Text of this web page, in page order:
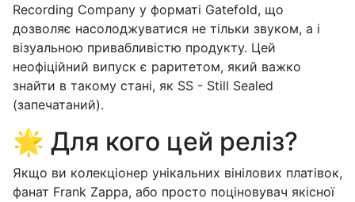
Recording Company у форматі Gatefold, що
дозволяє насолоджуватися не тільки звуком, а і
візуальною привабливістю продукту. Цей
неофіційний випуск є раритетом, який важко
знайти в такому стані, як SS - Still Sealed
(запечатаний).
🌟 Для кого цей реліз?
Якщо ви колекціонер унікальних вінілових платівок,
фанат Frank Zappa, або просто поціновувач якісної